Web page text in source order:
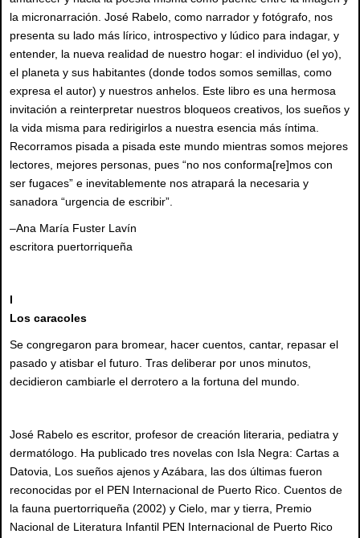
la micronarración. José Rabelo, como narrador y fotógrafo, nos
presenta su lado más lírico, introspectivo y lúdico para indagar, y
entender, la nueva realidad de nuestro hogar: el individuo (el yo),
el planeta y sus habitantes (donde todos somos semillas, como
expresa el autor) y nuestros anhelos. Este libro es una hermosa
invitación a reinterpretar nuestros bloqueos creativos, los sueños y
la vida misma para redirigirlos a nuestra esencia más íntima.
Recorramos pisada a pisada este mundo mientras somos mejores
lectores, mejores personas, pues “no nos conforma[re]mos con
ser fugaces” e inevitablemente nos atrapará la necesaria y
sanadora “urgencia de escribir”.
–Ana María Fuster Lavín
escritora puertorriqueña
I
Los caracoles
Se congregaron para bromear, hacer cuentos, cantar, repasar el
pasado y atisbar el futuro. Tras deliberar por unos minutos,
decidieron cambiarle el derrotero a la fortuna del mundo.
José Rabelo es escritor, profesor de creación literaria, pediatra y
dermatólogo. Ha publicado tres novelas con Isla Negra: Cartas a
Datovia, Los sueños ajenos y Azábara, las dos últimas fueron
reconocidas por el PEN Internacional de Puerto Rico. Cuentos de
la fauna puertorriqueña (2002) y Cielo, mar y tierra, Premio
Nacional de Literatura Infantil PEN Internacional de Puerto Rico